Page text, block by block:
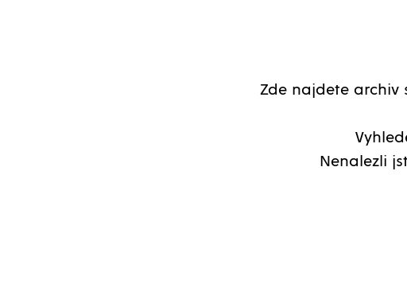
Zde najdete archiv
Nenalezli